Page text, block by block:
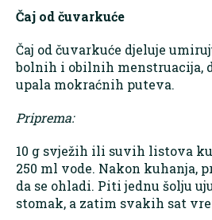
Čaj od čuvarkuće
Čaj od čuvarkuće djeluje
bolnih i obilnih menstruacija,
upala mokraćnih puteva.
Priprema:
10 g svježih ili suvih listova
250 ml vode. Nakon kuhanja,
da se ohladi. Piti jednu šolju
stomak, a zatim svakih sat